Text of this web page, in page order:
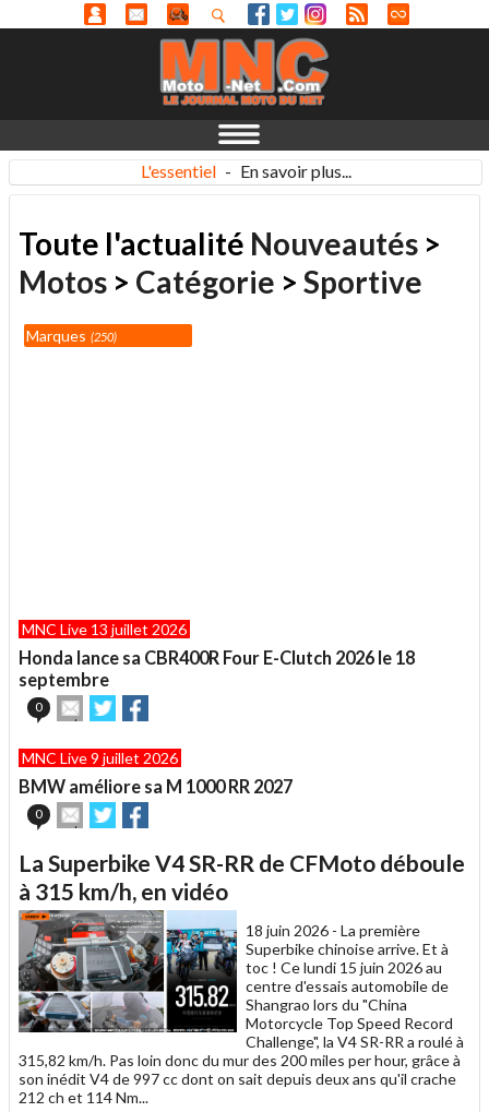
L'essentiel - En savoir plus...
Toute l'actualité Nouveautés >
Motos > Catégorie > Sportive
Marques 250
MNC Live 13 juillet 2026
Honda lance sa CBR400R Four E-Clutch 2026 le 18
septembre
0
Envoyer
cet
à
un
ami
Partager
sur sur
MNC Live 9 juillet 2026
BMW améliore sa M 1000 RR 2027
0
Envoyer
cet
à
un
ami
Partager
sur sur
La Superbike V4 SR-RR de CFMoto déboule
à 315 km/h, en vidéo
18 juin 2026 - La première
Superbike chinoise arrive. Et à
toc ! Ce lundi 15 juin 2026 au
centre d'essais automobile de
Shangrao lors du "China
Motorcycle Top Speed Record
Challenge", la V4 SR-RR a roulé à
315,82 km/h. Pas loin donc du mur des 200 miles per hour, grâce à
son inédit V4 de 997 cc dont on sait depuis deux ans qu'il crache
212 ch et 114 Nm...